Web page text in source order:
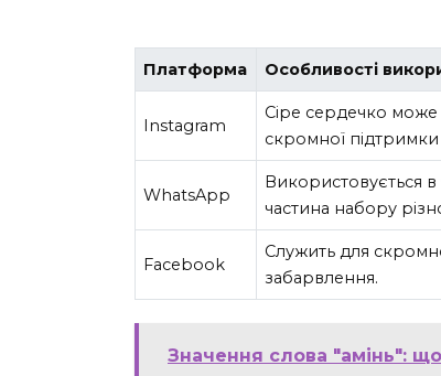
Платформа Особливості
Instagram
Сіре сердечко
скромної підтримки
WhatsApp
Використовується
частина набору
Facebook
Служить для
забарвлення.
Значення слова "амінь":